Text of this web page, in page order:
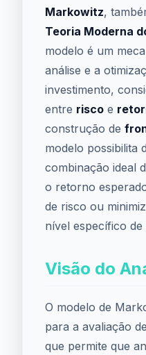
Markowitz,
Teoria Moderna
modelo é um
análise e a
investimento,
entre risco e
construção de
modelo possibilita
combinação ideal
o retorno
de risco ou
nível específico
Visão do
O modelo de
para a avaliação
que permite que